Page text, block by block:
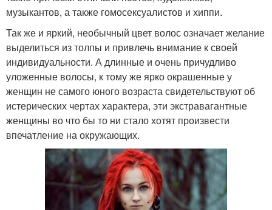
музыкантов, а также гомосексуалистов и хиппи.
Так же и яркий, необычный цвет волос означает желание
выделиться из толпы и привлечь внимание к своей
индивидуальности. А длинные и очень причудливо
уложенные волосы, к тому же ярко окрашенные у
женщин не самого юного возраста свидетельствуют об
истерических чертах характера, эти экстравагантные
женщины во что бы то ни стало хотят произвести
впечатление на окружающих.